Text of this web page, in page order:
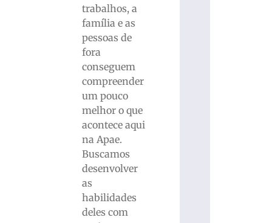
trabalhos, a
família e as
pessoas de
fora
conseguem
compreender
um pouco
melhor o que
acontece aqui
na Apae.
Buscamos
desenvolver
as
habilidades
deles com